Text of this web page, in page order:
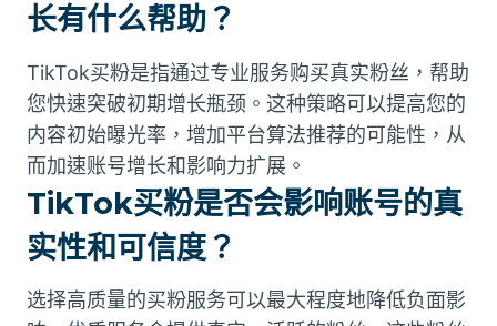
长有什么帮助？
TikTok买粉是指通过专业服务购买真实粉丝，帮助
您快速突破初期增长瓶颈。这种策略可以提高您的
内容初始曝光率，增加平台算法推荐的可能性，从
而加速账号增长和影响力扩展。
TikTok买粉是否会影响账号的真
实性和可信度？
选择高质量的买粉服务可以最大程度地降低负面影